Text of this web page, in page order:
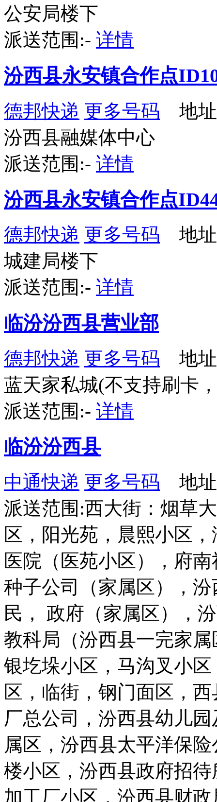
公安局楼下
派送范围:- 详情
汾西县永安镇合作点
德邦快递 更多号码 地址
汾西县融媒体中心
派送范围:- 详情
汾西县永安镇合作点
德邦快递 更多号码 地址
城建局楼下
派送范围:- 详情
临汾汾西县营业部
德邦快递 更多号码 地址
蓝天家私城(不支持刷卡
派送范围:- 详情
临汾汾西县
中通快递 更多号码 地址
派送范围:西大街：烟草
区，阳光苑，晨熙小区
医院（医苑小区），府
种子公司（家属区），
民， 政府（家属区），
教科局（汾西县一完家
银圪垛小区，马沟叉小
区，临街，钢门面区，
厂总公司，汾西县幼儿
属区，汾西县太平洋保
楼小区，汾西县政府招
加工厂小区，汾西县财